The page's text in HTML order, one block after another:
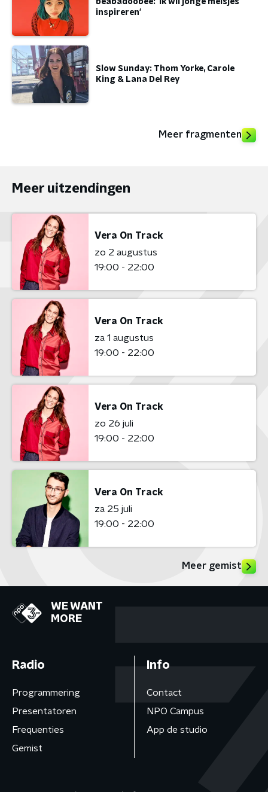
beabadoobee: 'Ik wil jonge meisjes
inspireren'
Slow Sunday: Thom Yorke, Carole
King & Lana Del Rey
Meer fragmenten
Meer uitzendingen
Vera On Track
zo 2 augustus
19:00 - 22:00
Vera On Track
za 1 augustus
19:00 - 22:00
Vera On Track
zo 26 juli
19:00 - 22:00
Vera On Track
za 25 juli
19:00 - 22:00
Meer gemist
WE WANT
MORE
Radio
Programmering
Presentatoren
Frequenties
Gemist
Info
Contact
NPO Campus
App de studio